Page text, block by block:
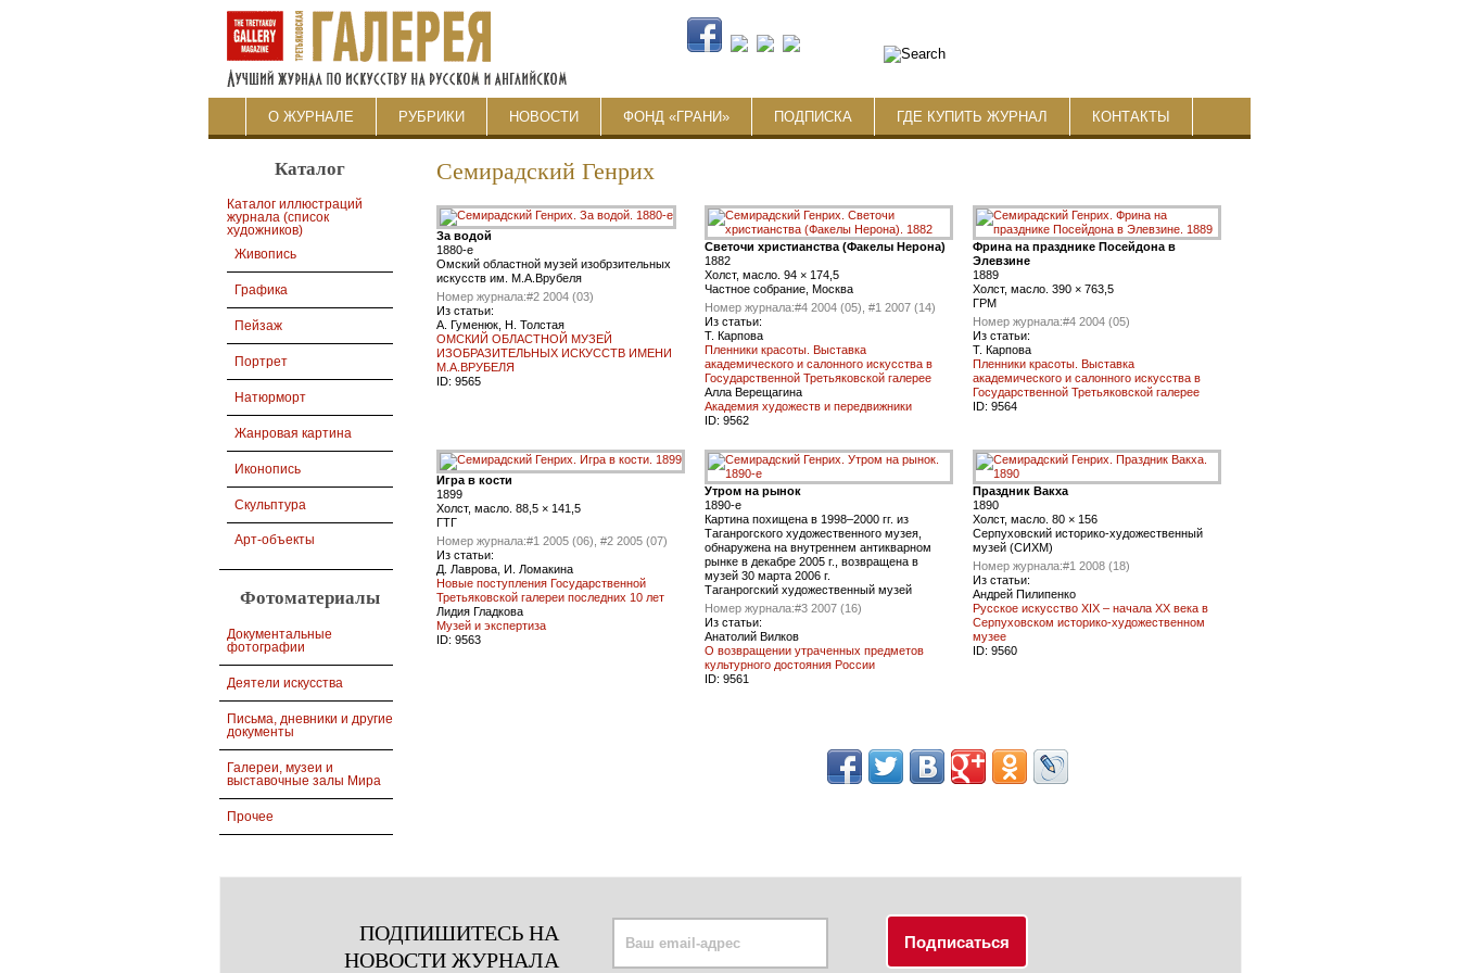
О ЖУРНАЛЕ РУБРИКИ НОВОСТИ ФОНД «ГРАНИ» ПОДПИСКА ГДЕ КУПИТЬ ЖУРНАЛ КОНТАКТЫ
Каталог
Каталог иллюстраций
журнала (список
художников)
Живопись
Графика
Пейзаж
Портрет
Натюрморт
Жанровая картина
Иконопись
Скульптура
Арт-объекты
Фотоматериалы
Документальные
фотографии
Деятели искусства
Письма, дневники и другие
документы
Галереи, музеи и
выставочные залы Мира
Прочее
Семирадский Генрих
За водой
1880-е
Омский областной музей изобрзительных
искусств им. М.А.Врубеля
Номер журнала:#2 2004 (03)
Из статьи:
А. Гуменюк, Н. Толстая
ОМСКИЙ ОБЛАСТНОЙ МУЗЕЙ
ИЗОБРАЗИТЕЛЬНЫХ ИСКУССТВ ИМЕНИ
М.А.ВРУБЕЛЯ
ID: 9565
Светочи христианства (Факелы Нерона)
1882
Холст, масло. 94 × 174,5
Частное собрание, Москва
Номер журнала:#4 2004 (05), #1 2007 (14)
Из статьи:
Т. Карпова
Пленники красоты. Выставка
академического и салонного искусства в
Государственной Третьяковской галерее
Алла Верещагина
Академия художеств и передвижники
ID: 9562
Фрина на празднике Посейдона в
Элевзине
1889
Холст, масло. 390 × 763,5
ГРМ
Номер журнала:#4 2004 (05)
Из статьи:
Т. Карпова
Пленники красоты. Выставка
академического и салонного искусства в
Государственной Третьяковской галерее
ID: 9564
Игра в кости
1899
Холст, масло. 88,5 × 141,5
ГТГ
Номер журнала:#1 2005 (06), #2 2005 (07)
Из статьи:
Д. Лаврова, И. Ломакина
Новые поступления Государственной
Третьяковской галереи последних 10 лет
Лидия Гладкова
Музей и экспертиза
ID: 9563
Утром на рынок
1890-е
Картина похищена в 1998–2000 гг. из
Таганрогского художественного музея,
обнаружена на внутреннем антикварном
рынке в декабре 2005 г., возвращена в
музей 30 марта 2006 г.
Таганрогский художественный музей
Номер журнала:#3 2007 (16)
Из статьи:
Анатолий Вилков
О возвращении утраченных предметов
культурного достояния России
ID: 9561
Праздник Вакха
1890
Холст, масло. 80 × 156
Серпуховский историко-художественный
музей (СИХМ)
Номер журнала:#1 2008 (18)
Из статьи:
Андрей Пилипенко
Русское искусство XIX – начала ХХ века в
Серпуховском историко-художественном
музее
ID: 9560
ПОДПИШИТЕСЬ НА
НОВОСТИ ЖУРНАЛА